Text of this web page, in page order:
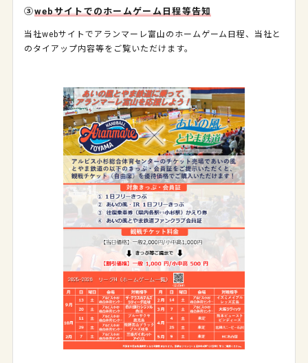
③webサイトでのホームゲーム日程等告知
当社webサイトでアランマーレ富山のホームゲーム日程、当社と
のタイアップ内容等をご覧いただけます。